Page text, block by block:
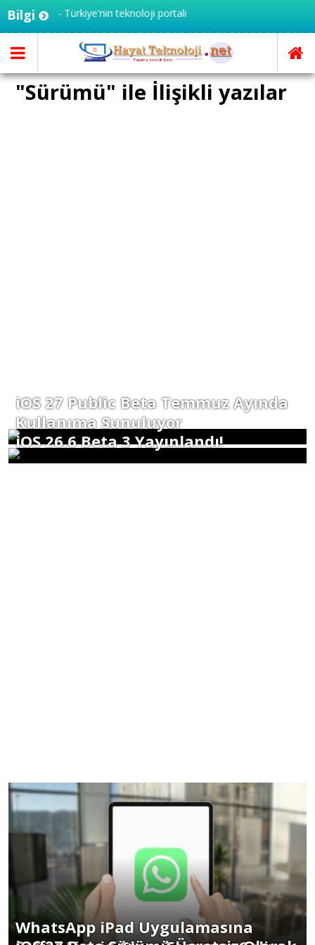
Bilgi - Türkiye'nin teknoloji portalı
"Sürümü" ile İlişikli yazılar
iOS 27 Public Beta Temmuz Ayında
Kullanıma Sunuluyor
iOS 26.6 Beta 3 Yayınlandı!
WhatsApp iPad Uygulamasına